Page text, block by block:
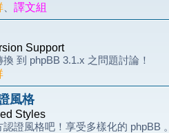
譯文組
Support
到 phpBB 3.1.x 之問題討論！
風格
Styles
證風格吧！享受多樣化的 phpBB 。